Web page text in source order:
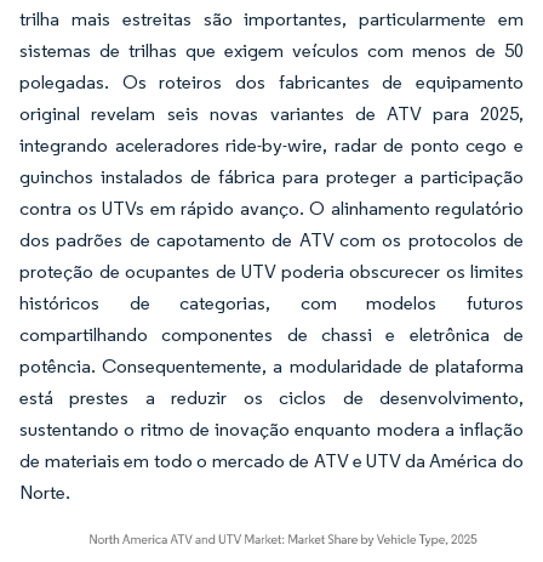
trilha mais estreitas são importantes, particularmente em
sistemas de trilhas que exigem veículos com menos de 50
polegadas. Os roteiros dos fabricantes de equipamento
original revelam seis novas variantes de ATV para 2025,
integrando aceleradores ride-by-wire, radar de ponto cego e
guinchos instalados de fábrica para proteger a participação
contra os UTVs em rápido avanço. O alinhamento regulatório
dos padrões de capotamento de ATV com os protocolos de
proteção de ocupantes de UTV poderia obscurecer os limites
históricos de categorias, com modelos futuros
compartilhando componentes de chassi e eletrônica de
potência. Consequentemente, a modularidade de plataforma
está prestes a reduzir os ciclos de desenvolvimento,
sustentando o ritmo de inovação enquanto modera a inflação
de materiais em todo o mercado de ATV e UTV da América do
Norte.